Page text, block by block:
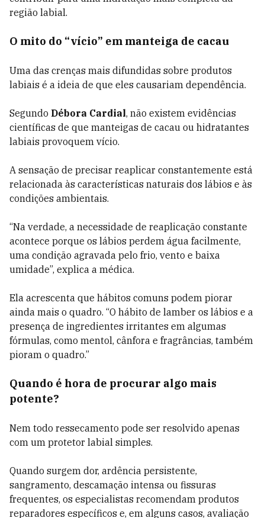
região labial.
O mito do “vício” em manteiga de cacau
Uma das crenças mais difundidas sobre produtos
labiais é a ideia de que eles causariam dependência.
Segundo Débora Cardial, não existem evidências
científicas de que manteigas de cacau ou hidratantes
labiais provoquem vício.
A sensação de precisar reaplicar constantemente está
relacionada às características naturais dos lábios e às
condições ambientais.
“Na verdade, a necessidade de reaplicação constante
acontece porque os lábios perdem água facilmente,
uma condição agravada pelo frio, vento e baixa
umidade”, explica a médica.
Ela acrescenta que hábitos comuns podem piorar
ainda mais o quadro. “O hábito de lamber os lábios e a
presença de ingredientes irritantes em algumas
fórmulas, como mentol, cânfora e fragrâncias, também
pioram o quadro.”
Quando é hora de procurar algo mais
potente?
Nem todo ressecamento pode ser resolvido apenas
com um protetor labial simples.
Quando surgem dor, ardência persistente,
sangramento, descamação intensa ou fissuras
frequentes, os especialistas recomendam produtos
reparadores específicos e, em alguns casos, avaliação